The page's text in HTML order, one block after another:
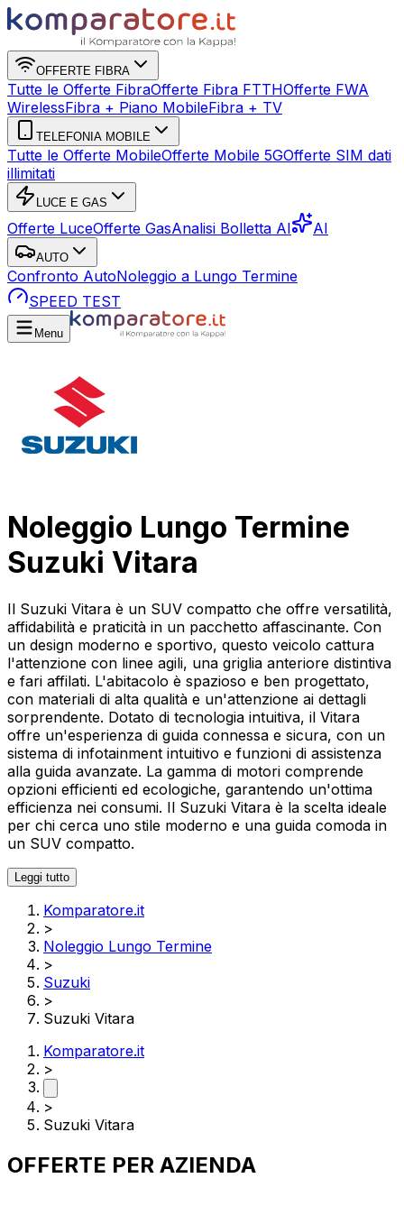
OFFERTE FIBRA
Tutte le Offerte FibraOfferte Fibra FTTHOfferte FWA
WirelessFibra + Piano MobileFibra + TV
TELEFONIA MOBILE
Tutte le Offerte MobileOfferte Mobile 5GOfferte SIM dati
illimitati
LUCE E GAS
Offerte LuceOfferte GasAnalisi Bolletta AI AI
AUTO
Confronto AutoNoleggio a Lungo Termine
SPEED TEST
Menu
Noleggio Lungo Termine
Suzuki Vitara
Il Suzuki Vitara è un SUV compatto che offre versatilità,
affidabilità e praticità in un pacchetto affascinante. Con
un design moderno e sportivo, questo veicolo cattura
l'attenzione con linee agili, una griglia anteriore distintiva
e fari affilati. L'abitacolo è spazioso e ben progettato,
con materiali di alta qualità e un'attenzione ai dettagli
sorprendente. Dotato di tecnologia intuitiva, il Vitara
offre un'esperienza di guida connessa e sicura, con un
sistema di infotainment intuitivo e funzioni di assistenza
alla guida avanzate. La gamma di motori comprende
opzioni efficienti ed ecologiche, garantendo un'ottima
efficienza nei consumi. Il Suzuki Vitara è la scelta ideale
per chi cerca uno stile moderno e una guida comoda in
un SUV compatto.
Leggi tutto
Komparatore.it
>
Noleggio Lungo Termine
>
Suzuki
>
Suzuki Vitara
Komparatore.it
>
>
Suzuki Vitara
OFFERTE PER AZIENDA